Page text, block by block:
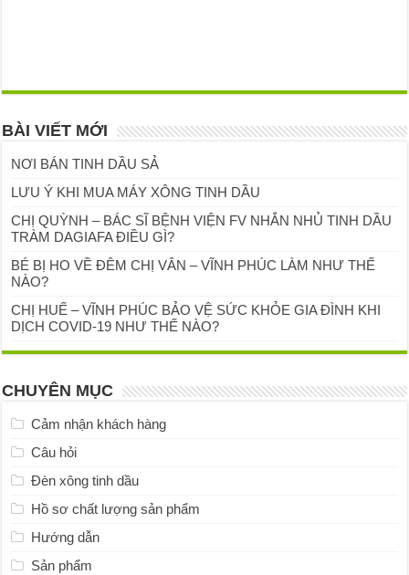
BÀI VIẾT MỚI
NƠI BÁN TINH DẦU SẢ
LƯU Ý KHI MUA MÁY XÔNG TINH DẦU
CHỊ QUỲNH – BÁC SĨ BỆNH VIỆN FV NHẮN NHỦ TINH DẦU
TRÀM DAGIAFA ĐIỀU GÌ?
BÉ BỊ HO VỀ ĐÊM CHỊ VÂN – VĨNH PHÚC LÀM NHƯ THẾ
NÀO?
CHỊ HUẾ – VĨNH PHÚC BẢO VỆ SỨC KHỎE GIA ĐÌNH KHI
DỊCH COVID-19 NHƯ THẾ NÀO?
CHUYÊN MỤC
Cảm nhận khách hàng
Câu hỏi
Đèn xông tinh dầu
Hồ sơ chất lượng sản phẩm
Hướng dẫn
Sản phẩm